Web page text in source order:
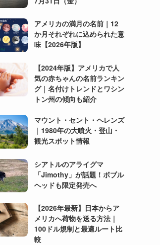
アメリカの満月の名前｜12
か月それぞれに込められた意
味【2026年版】
【2024年版】アメリカで人
気の赤ちゃんの名前ランキン
グ｜名付けトレンドとワシン
トン州の傾向も紹介
マウント・セント・ヘレンズ
｜1980年の大噴火・登山・
観光スポット情報
シアトルのアライグマ
「Jimothy」が話題！ボブル
ヘッドも限定発売へ
【2026年最新】日本からア
メリカへ荷物を送る方法｜
100ドル規制と最適ルート比
較